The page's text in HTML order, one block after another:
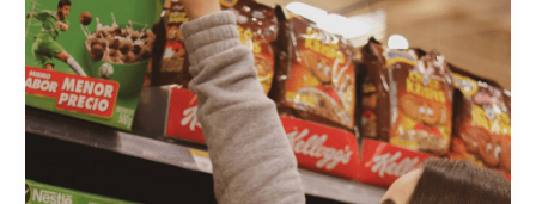
EN
RETAIL
CON
EL
RECONOCIMIENTO
PRODUCTOS